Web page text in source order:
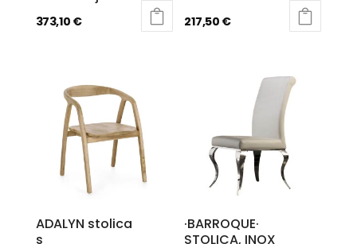
373,10 € 217,50 €
ADALYN stolica
s
·BARROQUE·
STOLICA, INOX